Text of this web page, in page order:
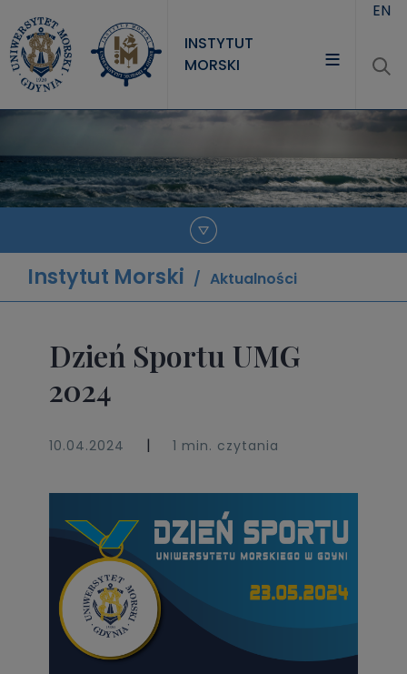
INSTYTUT
MORSKI
PROJEKTY
NAUKA
EN
Instytut Morski Aktualności
Dzień Sportu UMG
2024
10.04.2024 | 1 min. czytania